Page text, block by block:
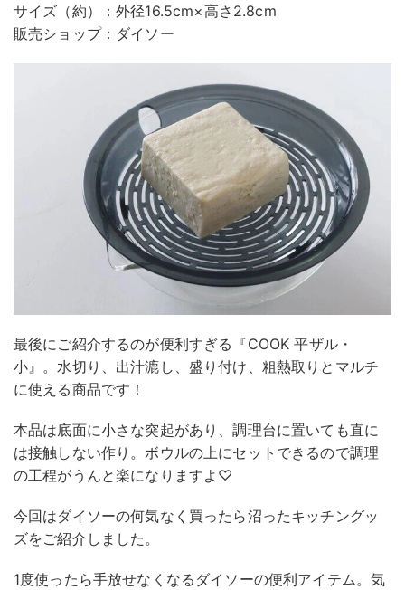
サイズ（約）：外径16.5cm×高さ2.8cm
販売ショップ：ダイソー
最後にご紹介するのが便利すぎる『COOK 平ザル・
小』。水切り、出汁漉し、盛り付け、粗熱取りとマルチ
に使える商品です！
本品は底面に小さな突起があり、調理台に置いても直に
は接触しない作り。ボウルの上にセットできるので調理
の工程がうんと楽になりますよ♡
今回はダイソーの何気なく買ったら沼ったキッチングッ
ズをご紹介しました。
1度使ったら手放せなくなるダイソーの便利アイテム。気